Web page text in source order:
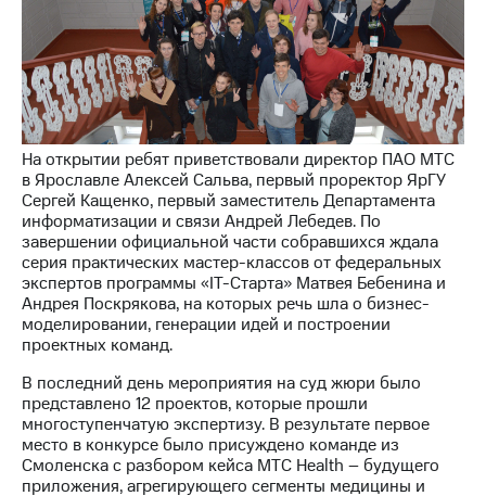
Корпоративный
секретарь
Раскрытие
информации
Информация
акционерам
Документы
ПАО
"МТС"
Собрания
акционеров
Личный
кабинет
акционера
Акционерный
капитал
Контроль
аудит
Рынок
акций
Описание
Программа
На открытии ребят приветствовали директор ПАО МТС
в Ярославле Алексей Сальва, первый проректор ЯрГУ
Сергей Кащенко, первый заместитель Департамента
информатизации и связи Андрей Лебедев. По
завершении официальной части собравшихся ждала
серия практических мастер-классов от федеральных
экспертов программы «IT-Старта» Матвея Бебенина и
Андрея Поскрякова, на которых речь шла о бизнес-
моделировании, генерации идей и построении
проектных команд.
В последний день мероприятия на суд жюри было
представлено 12 проектов, которые прошли
многоступенчатую экспертизу. В результате первое
место в конкурсе было присуждено команде из
Смоленска с разбором кейса МТС Health – будущего
приложения, агрегирующего сегменты медицины и